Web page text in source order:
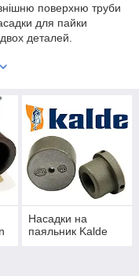
поверхню труби
для пайки
деталей.
яка з виступаючим
Насадки на
паяльник Kalde